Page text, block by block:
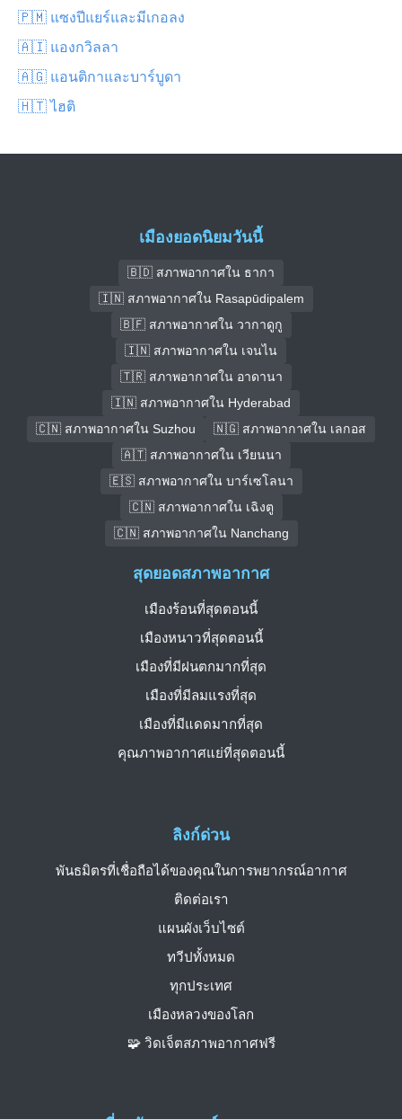
🇵🇲 แซงปีแยร์และมีเกอลง
🇦🇮 แองกวิลลา
🇦🇬 แอนติกาและบาร์บูดา
🇭🇹 ไฮติ
เมืองยอดนิยมวันนี้
🇧🇩 สภาพอากาศใน ธากา
🇮🇳 สภาพอากาศใน Rasapūdipalem
🇧🇫 สภาพอากาศใน วากาดูกู
🇮🇳 สภาพอากาศใน เจนไน
🇹🇷 สภาพอากาศใน อาดานา
🇮🇳 สภาพอากาศใน Hyderabad
🇨🇳 สภาพอากาศใน Suzhou
🇳🇬 สภาพอากาศใน เลกอส
🇦🇹 สภาพอากาศใน เวียนนา
🇪🇸 สภาพอากาศใน บาร์เซโลนา
🇨🇳 สภาพอากาศใน เฉิงตู
🇨🇳 สภาพอากาศใน Nanchang
ลิงก์ด่วน
พันธมิตรที่เชื่อถือได้ของคุณในการพยากรณ์อากาศ
ติดต่อเรา
แผนผังเว็บไซต์
ทวีปทั้งหมด
ทุกประเทศ
เมืองหลวงของโลก
🧩 วิดเจ็ตสภาพอากาศฟรี
สุดยอดสภาพอากาศ
เมืองร้อนที่สุดตอนนี้
เมืองหนาวที่สุดตอนนี้
เมืองที่มีฝนตกมากที่สุด
เมืองที่มีลมแรงที่สุด
เมืองที่มีแดดมากที่สุด
คุณภาพอากาศแย่ที่สุดตอนนี้